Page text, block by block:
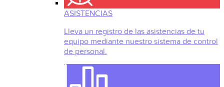
ASISTENCIAS
Lleva un registro de las asistencias de tu
equipo mediante nuestro sistema de control
de personal.